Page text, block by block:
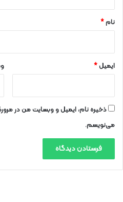
نام*
ایمیل*
ذخیره نام، ایمیل و وبسایت من در
می‌نویسم.